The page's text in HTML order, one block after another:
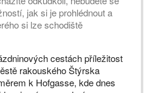
jak si je prohlédnout a
si lze schodiště
cestách příležitost
rakouského Štýrska
k Hofgasse, kde dnes